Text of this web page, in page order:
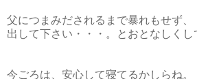
父につまみだされるまで暴れもせず、
出して下さい・・・。とおとなしくし
今ごろは、安心して寝てるかしらね。